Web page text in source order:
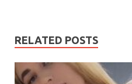
RELATED POSTS